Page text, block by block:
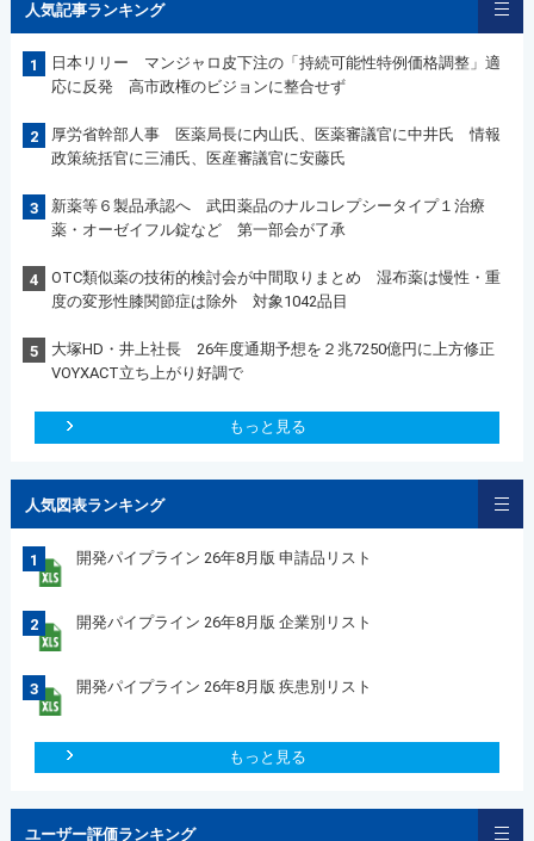
人気記事ランキング
1
日本リリー マンジャロ皮下注の「持続可能性特例価格調整」適
応に反発 高市政権のビジョンに整合せず
2
厚労省幹部人事 医薬局長に内山氏、医薬審議官に中井氏 情報
政策統括官に三浦氏、医産審議官に安藤氏
3
新薬等６製品承認へ 武田薬品のナルコレプシータイプ１治療
薬・オーゼイフル錠など 第一部会が了承
4
OTC類似薬の技術的検討会が中間取りまとめ 湿布薬は慢性・重
度の変形性膝関節症は除外 対象1042品目
5
大塚HD・井上社長 26年度通期予想を２兆7250億円に上方修正
VOYXACT立ち上がり好調で
もっと見る
人気図表ランキング
1 開発パイプライン 26年8月版 申請品リスト
2 開発パイプライン 26年8月版 企業別リスト
3 開発パイプライン 26年8月版 疾患別リスト
もっと見る
ユーザー評価ランキング